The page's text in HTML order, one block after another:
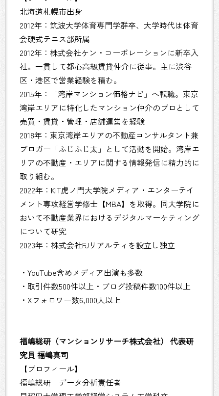
北海道札幌市出身
2012年：筑波大学体育専門学群卒、大学時代は体育
会硬式テニス部所属
2012年：株式会社ケン・コーポレーションに新卒入
社。一貫して都心高級賃貸仲介に従事。主に渋谷
区・港区で営業経験を積む。
2015年：「湾岸マンション価格ナビ」へ転職。東京
湾岸エリアに特化したマンション仲介のプロとして
売買・賃貸・管理・店舗運営を経験
2018年：東京湾岸エリアの不動産コンサルタント兼
ブロガー「ふじふじ太」として活動を開始。湾岸エ
リアの不動産・エリアに関する情報発信に精力的に
取り組む。
2022年：KIT虎ノ門大学院メディア・エンターテイ
メント専攻経営学修士【MBA】を取得。同大学院に
おいて不動産業界におけるデジタルマーケティング
について研究
2023年：株式会社FJリアルティを設立し独立
・YouTube含めメディア出演も多数
・取引件数500件以上・ブログ投稿件数100件以上
・Xフォロワー数6,000人以上
福嶋総研（マンションリサーチ株式会社） 代表研
究員 福嶋真司
【プロフィール】
福嶋総研 データ分析責任者